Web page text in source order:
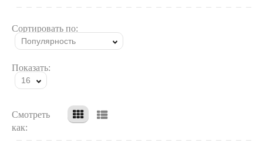
Сортировать по:
Популярность
Показать:
16
Смотреть
как: